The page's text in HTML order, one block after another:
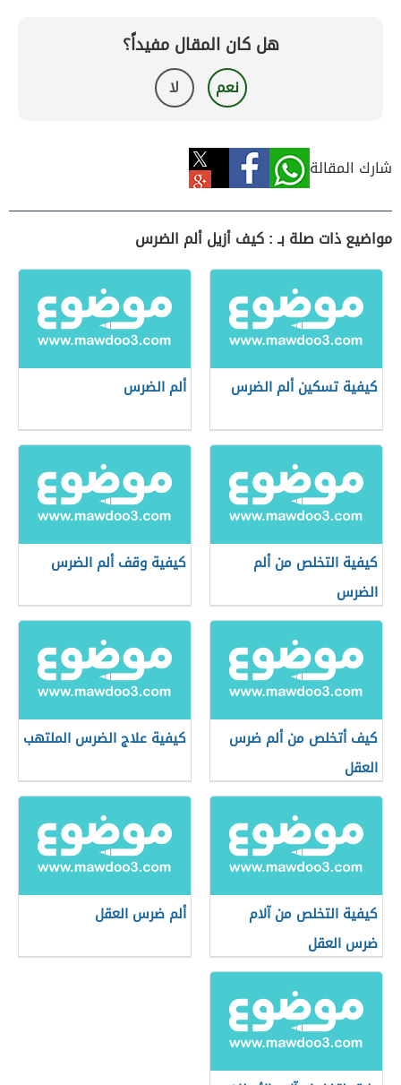
هل كان المقال مفيداً؟
نعم لا
شارك المقالة
مواضيع ذات صلة بـ : كيف أزيل ألم الضرس
كيفية تسكين ألم الضرس ألم الضرس
كيفية التخلص من ألم
الضرس
كيفية وقف ألم الضرس
كيف أتخلص من ألم ضرس
العقل
كيفية علاج الضرس الملتهب
كيفية التخلص من آلام
ضرس العقل
ألم ضرس العقل